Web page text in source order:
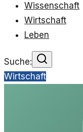
Wissenschaft
Wirtschaft
Leben
Suche:
Wirtschaft